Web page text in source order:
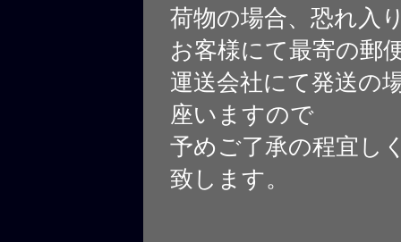
荷物の場合、恐れ入
お客様にて最寄の郵
運送会社にて発送の
座いますので
予めご了承の程宜し
致します。